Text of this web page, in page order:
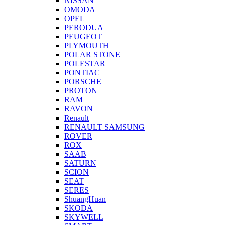
OMODA
OPEL
PERODUA
PEUGEOT
PLYMOUTH
POLAR STONE
POLESTAR
PONTIAC
PORSCHE
PROTON
RAM
RAVON
Renault
RENAULT SAMSUNG
ROVER
ROX
SAAB
SATURN
SCION
SEAT
SERES
ShuangHuan
SKODA
SKYWELL